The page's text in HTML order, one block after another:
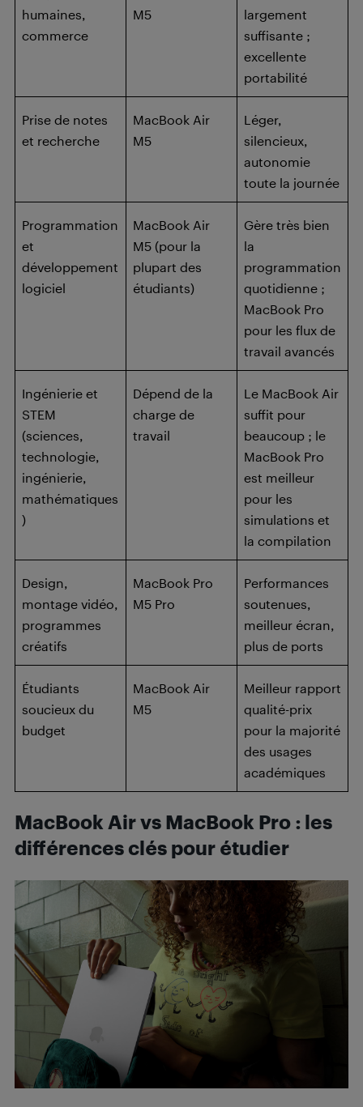
humaines,
commerce
M5
largement
suffisante ;
excellente
portabilité
Prise de notes
et recherche
MacBook Air
M5
Léger,
silencieux,
autonomie
toute la journée
Programmation
et
développement
logiciel
MacBook Air
M5 (pour la
plupart des
étudiants)
Gère très bien
la
programmation
quotidienne ;
MacBook Pro
pour les flux de
travail avancés
Ingénierie et
STEM
(sciences,
technologie,
ingénierie,
mathématiques
)
Dépend de la
charge de
travail
Le MacBook Air
suffit pour
beaucoup ; le
MacBook Pro
est meilleur
pour les
simulations et
la compilation
Design,
montage vidéo,
programmes
créatifs
MacBook Pro
M5 Pro
Performances
soutenues,
meilleur écran,
plus de ports
Étudiants
soucieux du
budget
MacBook Air
M5
Meilleur rapport
qualité-prix
pour la majorité
des usages
académiques
MacBook Air vs MacBook Pro : les
différences clés pour étudier